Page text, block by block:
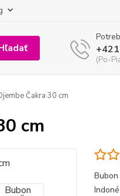
(Po-
Čakra 30 cm
cm